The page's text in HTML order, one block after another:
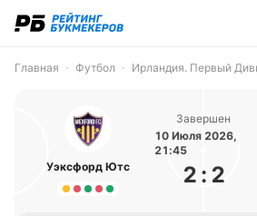
Главная Футбол Ирландия. Первый
Уэксфорд Ютс
Завершен
10 Июля 2026,
21:45
2 : 2